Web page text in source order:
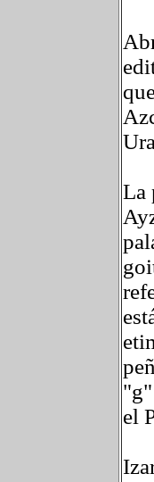
La
"g"
el